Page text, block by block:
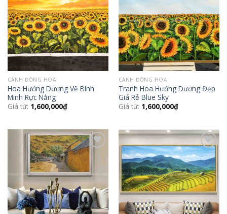
Wishlist
CÁNH ĐỒNG HOA
Hoa Hướng Dương Vẽ Bình
Minh Rực Nắng
Giá từ: 1,600,000₫
Wishlist
CÁNH ĐỒNG HOA
Tranh Hoa Hướng Dương Đẹp
Giá Rẻ Blue Sky
Giá từ: 1,600,000₫
Add to
Add to
Wishlist